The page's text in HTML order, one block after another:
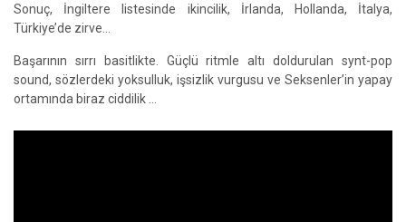
Sonuç, İngiltere listesinde ikincilik, İrlanda, Hollanda, İtalya,
Türkiye’de zirve…
Başarının sırrı basitlikte. Güçlü ritmle altı doldurulan synt-pop
sound, sözlerdeki yoksulluk, işsizlik vurgusu ve Seksenler’in yapay
ortamında biraz ciddilik …